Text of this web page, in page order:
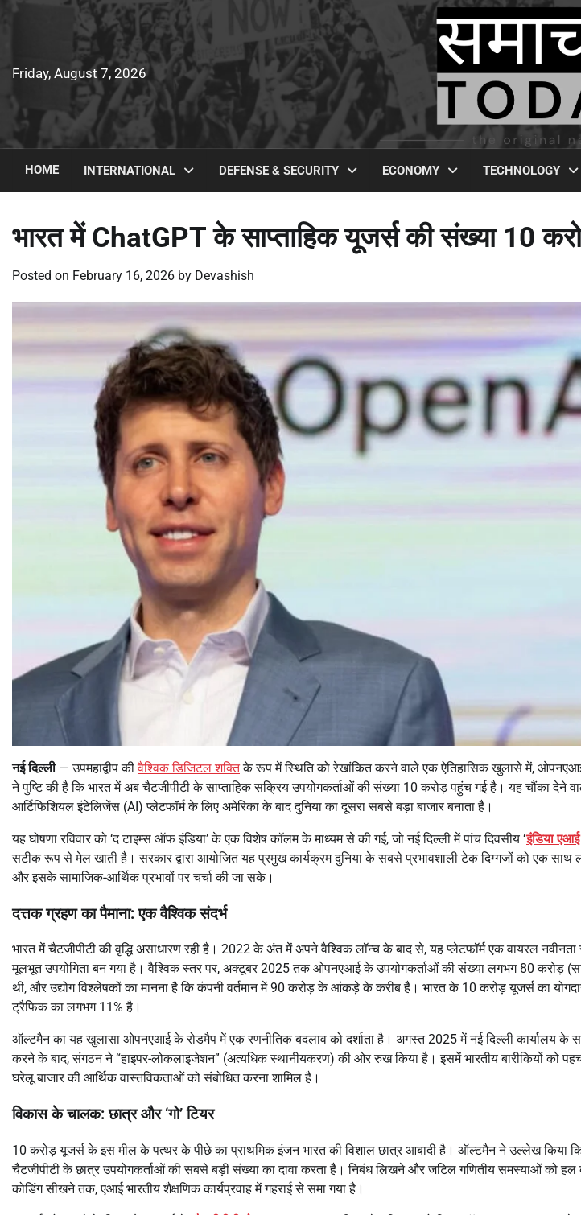
Friday, August 7, 2026
HOME INTERNATIONAL DEFENSE & SECURITY ECONOMY TECHNOLOGY
भारत में ChatGPT के साप्ताहिक यूजर्स की संख्या 10
Posted on February 16, 2026 by Devashish
नई दिल्ली— उपमहाद्वीप कीवैश्विक डिजिटल शक्तिके रूप में स्थिति को रेखांकित करने वाले एक ऐतिहासिक खुलासे में,
ने पुष्टि की है कि भारत में अब चैटजीपीटी के साप्ताहिक सक्रिय उपयोगकर्ताओं की संख्या 10 करोड़ पहुंच गई है। यह चौंका देने
आर्टिफिशियल इंटेलिजेंस (AI) प्लेटफॉर्म के लिए अमेरिका के बाद दुनिया का दूसरा सबसे बड़ा बाजार बनाता है।
यह घोषणा रविवार को ‘द टाइम्स ऑफ इंडिया’ के एक विशेष कॉलम के माध्यम से की गई, जो नई दिल्ली में पांच दिवसीय ‘इंडिया
सटीक रूप से मेल खाती है। सरकार द्वारा आयोजित यह प्रमुख कार्यक्रम दुनिया के सबसे प्रभावशाली टेक दिग्गजों को एक साथ
और इसके सामाजिक-आर्थिक प्रभावों पर चर्चा की जा सके।
दत्तक ग्रहण का पैमाना: एक वैश्विक संदर्भ
भारत में चैटजीपीटी की वृद्धि असाधारण रही है। 2022 के अंत में अपने वैश्विक लॉन्च के बाद से, यह प्लेटफॉर्म एक वायरल
मूलभूत उपयोगिता बन गया है। वैश्विक स्तर पर, अक्टूबर 2025 तक ओपनएआई के उपयोगकर्ताओं की संख्या लगभग 80 करोड़
थी, और उद्योग विश्लेषकों का मानना है कि कंपनी वर्तमान में 90 करोड़ के आंकड़े के करीब है। भारत के 10 करोड़ यूजर्स का
ट्रैफिक का लगभग 11% है।
ऑल्टमैन का यह खुलासा ओपनएआई के रोडमैप में एक रणनीतिक बदलाव को दर्शाता है। अगस्त 2025 में नई दिल्ली कार्यालय के
करने के बाद, संगठन ने “हाइपर-लोकलाइजेशन” (अत्यधिक स्थानीयकरण) की ओर रुख किया है। इसमें भारतीय बारीकियों को
घरेलू बाजार की आर्थिक वास्तविकताओं को संबोधित करना शामिल है।
विकास के चालक: छात्र और ‘गो’ टियर
10 करोड़ यूजर्स के इस मील के पत्थर के पीछे का प्राथमिक इंजन भारत की विशाल छात्र आबादी है। ऑल्टमैन ने उल्लेख किया कि
चैटजीपीटी के छात्र उपयोगकर्ताओं की सबसे बड़ी संख्या का दावा करता है। निबंध लिखने और जटिल गणितीय समस्याओं को
कोडिंग सीखने तक, एआई भारतीय शैक्षणिक कार्यप्रवाह में गहराई से समा गया है।